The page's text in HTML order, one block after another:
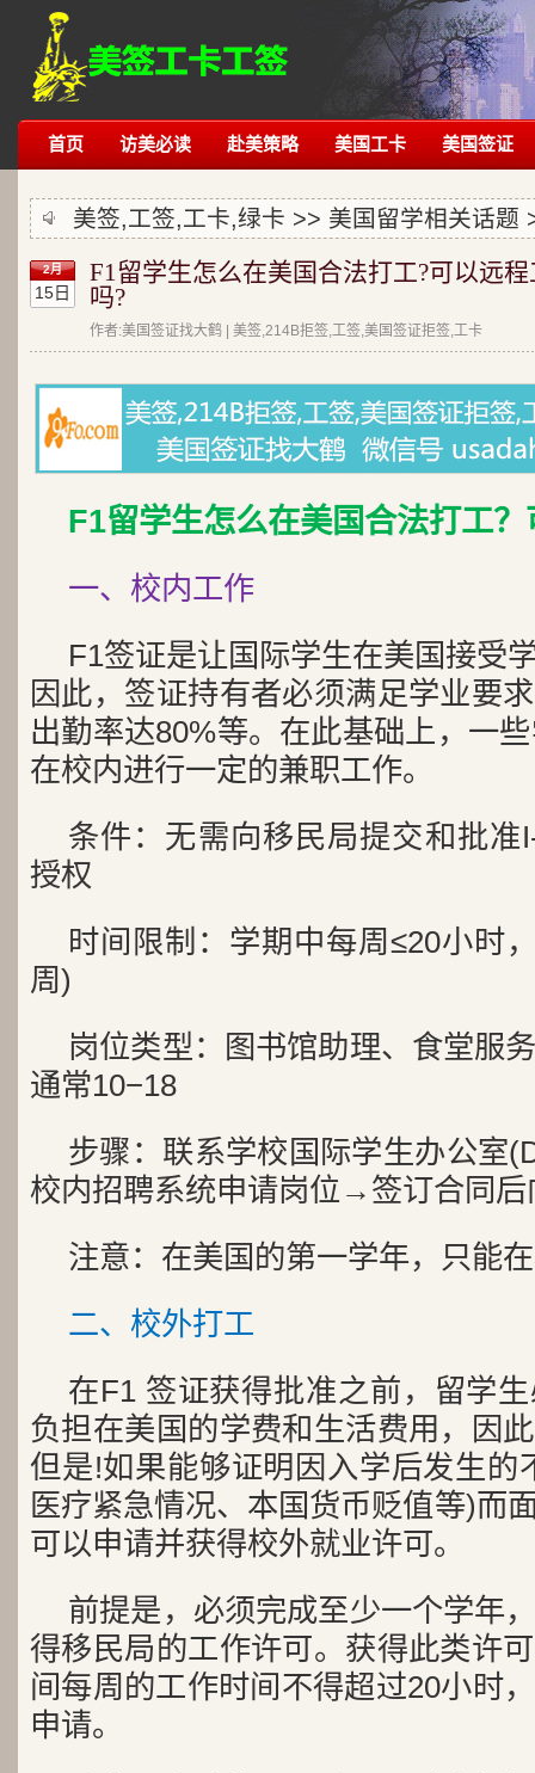
首页 访美必读 赴美策略 美国工卡 美国签证
美签,工签,工卡,绿卡 >> 美国留学相关话题
2月
15日
F1留学生怎么在美国合法打工?可以远
吗?
作者:美国签证找大鹤 | 美签,214B拒签,工签,美国签证拒签,工卡
F1留学生怎么在美国合法打工
一、校内工作
F1签证是让国际学生在美国接受
因此，签证持有者必须满足学业要
出勤率达80%等。在此基础上，一
在校内进行一定的兼职工作。
条件：无需向移民局提交和批准
授权
时间限制：学期中每周≤20小时
周)
岗位类型：图书馆助理、食堂服
通常10−18
步骤：联系学校国际学生办公室
校内招聘系统申请岗位→签订合同后
注意：在美国的第一学年，只能
二、校外打工
在F1 签证获得批准之前，留学
负担在美国的学费和生活费用，因
但是!如果能够证明因入学后发生的
医疗紧急情况、本国货币贬值等)而
可以申请并获得校外就业许可。
前提是，必须完成至少一个学年
得移民局的工作许可。获得此类许
间每周的工作时间不得超过20小时
申请。